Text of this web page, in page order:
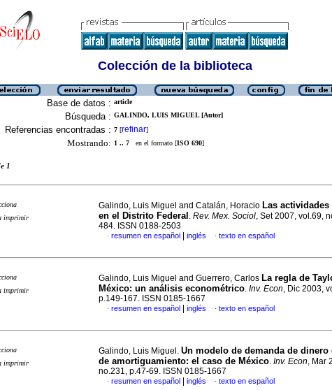
Colección de la biblioteca
Base de datos : article
Búsqueda : GALINDO, LUIS MIGUEL [Autor]
Referencias encontradas : 7 [refinar]
Mostrando: 1 .. 7 en el formato [ISO 690]
1
imprimir
Galindo, Luis Miguel and Catalán, Horacio Las
en el Distrito Federal . Rev. Mex. Sociol, Set 2007, vol.69,
484. ISSN 0188-2503
· resumen en español inglés · texto en español
imprimir
Galindo, Luis Miguel and Guerrero, Carlos La regla de
México: un análisis econométrico. Inv. Econ, Dic 2003,
p.149-167. ISSN 0185-1667
· resumen en español inglés · texto en español
imprimir
Galindo, Luis Miguel. Un modelo de demanda de dinero
de amortiguamiento: el caso de México. Inv. Econ, Mar
no.231, p.47-69. ISSN 0185-1667
· resumen en español inglés · texto en español